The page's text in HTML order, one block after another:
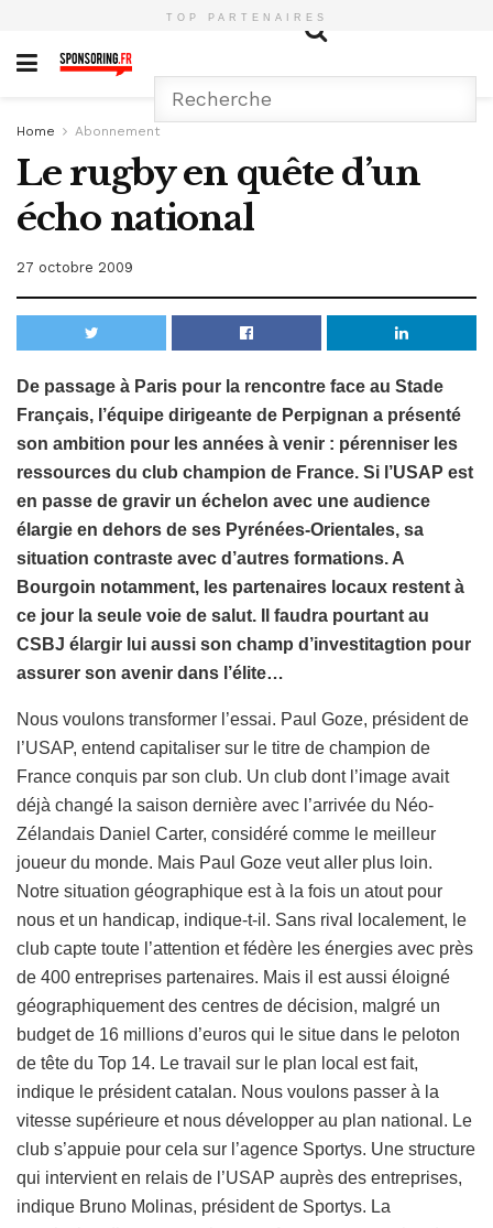
TOP PARTENAIRES
Home Abonnement
Le rugby en quête d’un
écho national
27 octobre 2009
De passage à Paris pour la rencontre face au Stade
Français, l’équipe dirigeante de Perpignan a présenté
son ambition pour les années à venir : pérenniser les
ressources du club champion de France. Si l’USAP est
en passe de gravir un échelon avec une audience
élargie en dehors de ses Pyrénées-Orientales, sa
situation contraste avec d’autres formations. A
Bourgoin notamment, les partenaires locaux restent à
ce jour la seule voie de salut. Il faudra pourtant au
CSBJ élargir lui aussi son champ d’investitagtion pour
assurer son avenir dans l’élite…
Nous voulons transformer l’essai. Paul Goze, président de
l’USAP, entend capitaliser sur le titre de champion de
France conquis par son club. Un club dont l’image avait
déjà changé la saison dernière avec l’arrivée du Néo-
Zélandais Daniel Carter, considéré comme le meilleur
joueur du monde. Mais Paul Goze veut aller plus loin.
Notre situation géographique est à la fois un atout pour
nous et un handicap, indique-t-il. Sans rival localement, le
club capte toute l’attention et fédère les énergies avec près
de 400 entreprises partenaires. Mais il est aussi éloigné
géographiquement des centres de décision, malgré un
budget de 16 millions d’euros qui le situe dans le peloton
de tête du Top 14. Le travail sur le plan local est fait,
indique le président catalan. Nous voulons passer à la
vitesse supérieure et nous développer au plan national. Le
club s’appuie pour cela sur l’agence Sportys. Une structure
qui intervient en relais de l’USAP auprès des entreprises,
indique Bruno Molinas, président de Sportys. La